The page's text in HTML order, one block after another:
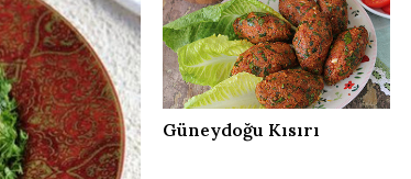
Güneydoğu Kısırı